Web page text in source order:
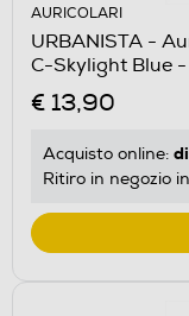
AURICOLARI
URBANISTA -
C-Skylight Blue
€ 13,90
Acquisto online:
Ritiro in negozio